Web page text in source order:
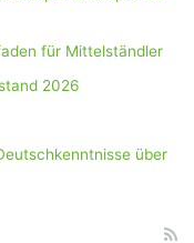
für Mittelständler
2026
über